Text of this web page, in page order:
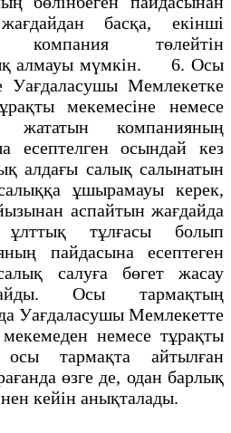
басқа, екінші
төлейтін
алмауы мүмкін. 6. Осы
Уағдаласушы Мемлекетке
мекемесіне немесе
жататын компанияның
есептелген осындай кез
алдағы салық салынатын
ұшырамауы керек,
аспайтын жағдайда
тұлғасы болып
пайдасына есептеген
салуға бөгет жасау
Осы тармақтың
Уағдаласушы Мемлекетте
немесе тұрақты
тармақта айтылған
өзге де, одан барлық
кейін анықталады.